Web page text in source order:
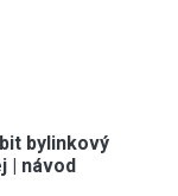
bylinkový
| návod